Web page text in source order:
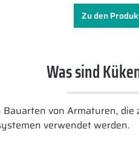
Zu den
Was sind
von Armaturen,
verwendet werden.